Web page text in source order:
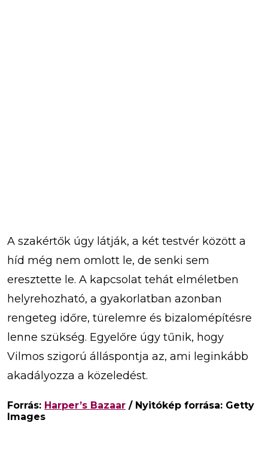
A szakértők úgy látják, a két testvér között a
híd még nem omlott le, de senki sem
eresztette le. A kapcsolat tehát elméletben
helyrehozható, a gyakorlatban azonban
rengeteg időre, türelemre és bizalomépítésre
lenne szükség. Egyelőre úgy tűnik, hogy
Vilmos szigorú álláspontja az, ami leginkább
akadályozza a közeledést.
Forrás: Harper’s Bazaar / Nyitókép forrása: Getty
Images